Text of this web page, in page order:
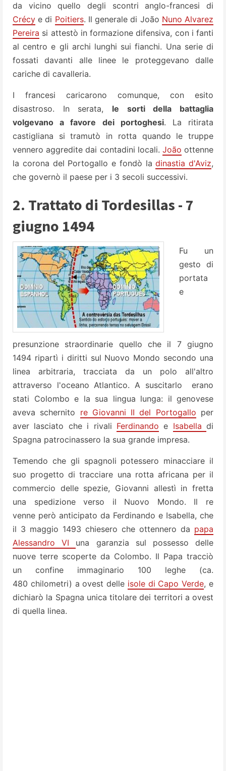
da vicino quello degli scontri anglo-francesi di
Crécy e di Poitiers. Il generale di João Nuno Alvarez
Pereira si attestò in formazione difensiva, con i fanti
al centro e gli archi lunghi sui fianchi. Una serie di
fossati davanti alle linee le proteggevano dalle
cariche di cavalleria.
I francesi caricarono comunque, con esito
disastroso. In serata, le sorti della battaglia
volgevano a favore dei portoghesi. La ritirata
castigliana si tramutò in rotta quando le truppe
vennero aggredite dai contadini locali. João ottenne
la corona del Portogallo e fondò ladinastia d'Aviz,
che governò il paese per i 3 secoli successivi.
2. Trattato di Tordesillas - 7
giugno 1494
Fu un
gesto di
portata
e
presunzione straordinarie quello che il 7 giugno
1494 ripartì i diritti sul Nuovo Mondo secondo una
linea arbitraria, tracciata da un polo all'altro
attraverso l'oceano Atlantico. A suscitarlo erano
stati Colombo e la sua lingua lunga: il genovese
aveva schernito re Giovanni II del Portogallo per
aver lasciato che i rivali Ferdinando e Isabella di
Spagna patrocinassero la sua grande impresa.
Temendo che gli spagnoli potessero minacciare il
suo progetto di tracciare una rotta africana per il
commercio delle spezie, Giovanni allestì in fretta
una spedizione verso il Nuovo Mondo. Il re
venne però anticipato da Ferdinando e Isabella, che
il 3 maggio 1493 chiesero che ottennero da papa
Alessandro VI una garanzia sul possesso delle
nuove terre scoperte da Colombo. Il Papa tracciò
un confine immaginario 100 leghe (ca.
480 chilometri) a ovest delle isole di Capo Verde, e
dichiarò la Spagna unica titolare dei territori a ovest
di quella linea.